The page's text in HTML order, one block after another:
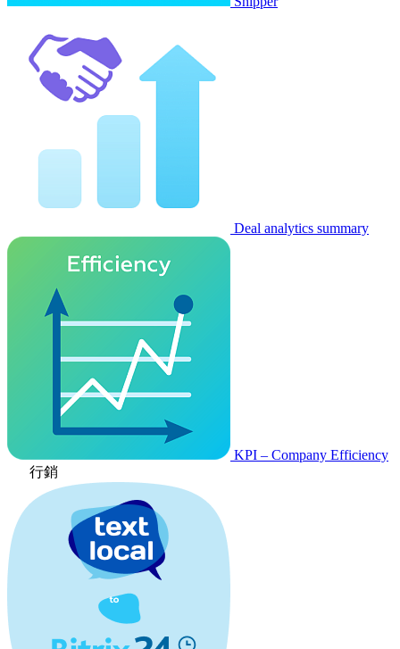
Deal analytics summary
KPI – Company Efficiency
行銷